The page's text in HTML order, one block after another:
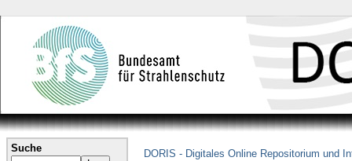
Suche DORIS - Digitales Online Repositorium und